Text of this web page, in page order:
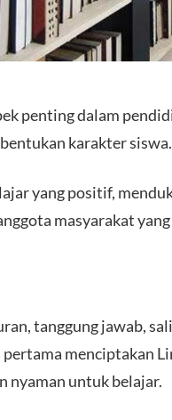
penting dalam
karakter siswa.
yang positif,
masyarakat
tanggung jawab,
menciptakan
nyaman untuk belajar.